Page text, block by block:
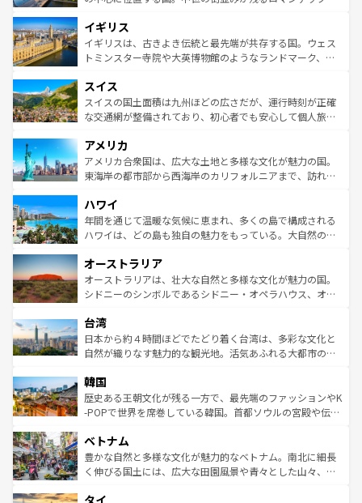
いる。シャンパンの発祥地であるランス、プロヴァンスの
香り高いラベンダー畑など、多彩な楽しみ方が可能だ。さ
らに、パリ以外の地域にも魅力が溢れており、どの街角に
れる地方に足を運ぶとそれぞれで全く異なる文化を体験で
きるだろう。 なお、新着のフランス情報はコンテンツ一覧
を参照してほしい。
顔を持つこの国は、どこを歩いても飽きることがない。ベ
ルリンの文化的活気、バイエルン州のアルプスの絶景、そ
してライン川沿いのワイン畑といった風景は必見。ビール
は、お酒好きな人にはぜひ体験してほしい。 なお、新着の
ドイツ情報はコンテンツ一覧を参照してほしい。
イギリス
イギリスは、古きよき伝統と最先端が共存する国。ウェス
トミンスター寺院や大英博物館のようなランドマーク、歴
リアごとに異なる魅力がある。また、優雅なアフタヌーン
ティー、ビール好きにはたまらない英国パブ、サッカー観
戦など、本場だからこそできる体験も豊富。イギリスを旅
ンツ一覧を参照してほしい。
スイス
スイスの国土面積は九州ほどの広さだが、運行時刻が正確
な交通網が整備されており、初心者でも安心して個人旅行
の建物がそのまま残る町や、スイスならではのユニークな
博物館もあり、アルプス観光だけでなく町歩きも満喫する
ことができる。国民の所得が高いため物価も高いが、旅行
ば市内交通費無料で観光を楽しむこともできる。 なお、新
着のスイス情報はコンテンツ一覧 を参照してほしい。
アメリカ
アメリカ合衆国は、広大な土地と多様な文化が魅力の国。
東海岸の都市部から西海岸のカリフォルニアまで、訪れる
のような巨大都市は、観光、ショッピング、エンターテイ
ンメントが詰まった刺激的なスポットだ。一方、アメリカ
西部には大自然が広がり、グランドキャニオンやイエロー
部のニューオーリンズでは、音楽と美食が融合した独特の
文化が魅力。旅行者はアメリカの各地域で異なる魅力を楽
しみながら、その多様性と豊かな歴史を感じることができ
ならではの贅沢な旅のスタイルだ。 なお、新着のアメリカ
情報はコンテンツ一覧を参照してほしい。
ハワイ
年間を通じて温暖な気候に恵まれ、多くの島で構成される
ハワイは、どの島も独自の魅力をもっている。大自然の神
ワイ島は見逃せない。また、定番の観光地といえばオアフ
島だが、静かな自然を求めるならマウイ島やカウアイ島が
おすすめ。エメラルドグリーンに輝く海をはじめ、豊かな
れるおもてなしの心で訪れる人々を迎えてくれるハワイの
人々、おいしいローカルフードやハワイアンミュージッ
ク、伝統的なフラダンスなど、すべてがハワイの魅力を彩
ワイを、存分に味わってほしい。 なお、新着のハワイ情報
はコンテンツ一覧を参照してほしい。
オーストラリア
オーストラリアは、壮大な自然と多様な文化が魅力の国。
シドニーのシンボルであるシドニー・オペラハウス、オー
リアリーフや大陸中央部にそびえるウルル（エアーズロッ
ク）、タスマニアの美しい原生林やケアンズの熱帯雨林な
ど、見どころがたくさん。また、カフェやワイン、オージ
いる。アクティビティも充実しており、サーフィンやダイ
ビング、ハイキングなど、アウトドア好きにはたまらな
い。オーストラリアの多彩な魅力を存分に味わいつくそ
参照してほしい。
台湾
日本から約４時間ほどでたどり着く台湾は、多彩な文化と
自然が織りなす魅力的な観光地。活気あふれる大都市の台
ン）、静ひつな山岳地帯である台湾東部など、都市の喧騒
と山間の静けさが共存しており、訪れる人に新しい発見と
驚きをもたらしてくれる。また、奥深い台湾の食文化も魅
容にもいいと評判のスイーツなど、バラエティ豊かな料理
が味わえる。 なお、新着の台湾情報は コンテンツ一覧を参
照してほしい。
韓国
歴史ある王朝文化が残る一方で、最先端のファッションやK
-POPで世界を席巻している韓国。首都ソウルの宮殿や伝統
き、地方に足を延ばせば四季折々の自然美を楽しむことが
できる。そして、キムチや焼肉、絶品のストリートフード
まで、さまざまな韓国料理が待っている。夜には、韓国な
リティに包まれながら、韓国の多彩な魅力を心ゆくまで味
ベトナム
豊かな自然と多様な文化が魅力的なベトナム。南北に細長
く伸びる国土には、広大な田園風景や青々とした山々、世
急速な発展と共に伝統が息づく。ハノイの古い町並みやホ
タイ